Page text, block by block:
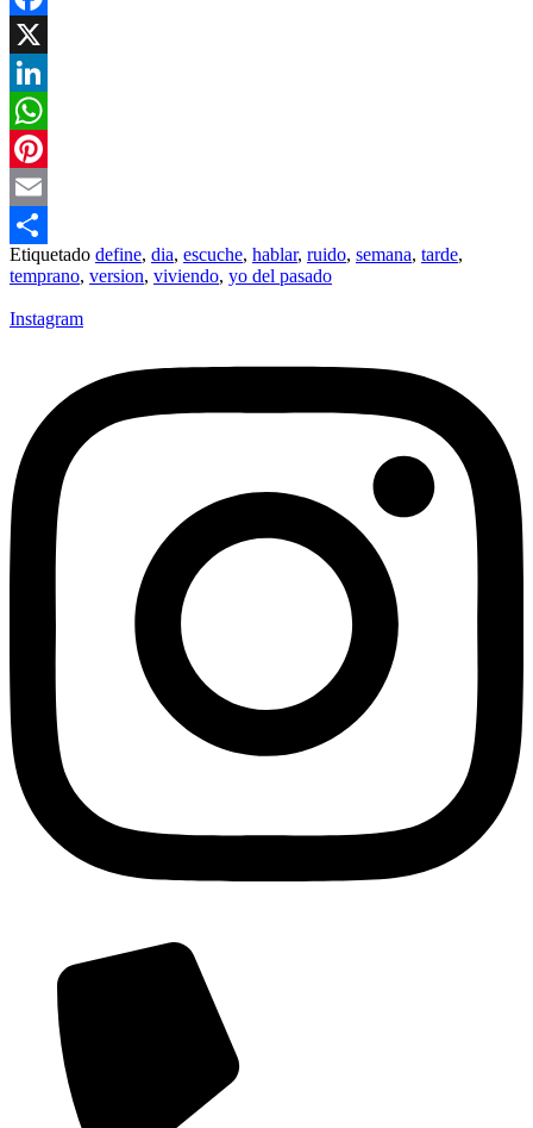
Facebook
X
LinkedIn
WhatsApp
Pinterest
Email
Compartir
Etiquetado define, dia, escuche, hablar, ruido, semana, tarde,
temprano, version, viviendo, yo del pasado
Instagram